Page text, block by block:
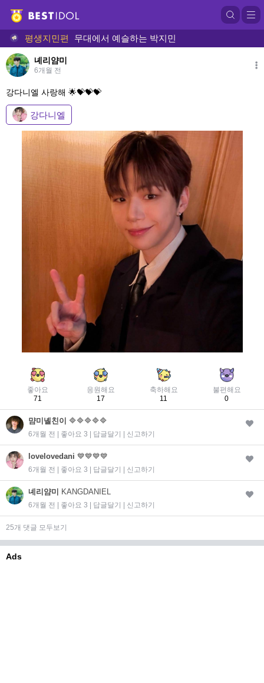
평생지민편 무대에서 예슬하는 박지민
녜리얌미
6개월 전
강다니엘 사랑해 🌟💝💝💝
강다니엘
좋아요
71
응원해요
17
축하해요
11
불편해요
0
먐미녤친이 🔷️🔷️🔷️🔷️🔷️
6개월 전 | 좋아요 3 | 답글달기 신고하기
lovelovedani 💙💙💙💙
6개월 전 | 좋아요 3 | 답글달기 신고하기
녜리얌미 KANGDANIEL
6개월 전 | 좋아요 3 | 답글달기 신고하기
25개 댓글 모두보기
Ads